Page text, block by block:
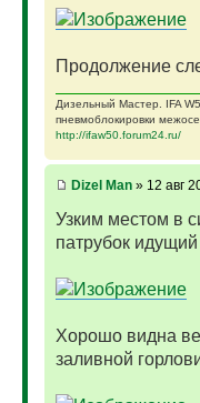
Продолжение
Дизельный Мастер. IFA
пневмоблокировки
http://ifaw50.forum24.ru/
Dizel Man» 12 авг
Узким местом в
патрубок идущий
Хорошо видна
заливной